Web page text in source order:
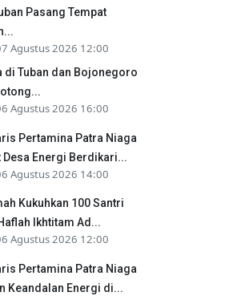
Pasang Tempat
Agustus 2026 12:00
di Tuban dan Bojonegoro
Agustus 2026 16:00
Pertamina Patra Niaga
Desa Energi Berdikari...
Agustus 2026 14:00
Kukuhkan 100 Santri
Ikhtitam Ad...
Agustus 2026 12:00
Pertamina Patra Niaga
Keandalan Energi di...